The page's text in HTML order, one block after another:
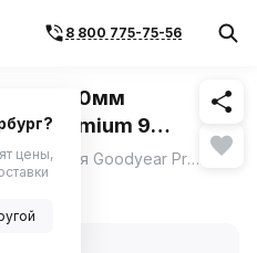
8 800 775-75-56Похожие
550мм
Premium 9
Бескаркасная щетка стеклоочистителя Goodyear Premium с уникальной системой креплений Clip Adapters с симметричным аэродинамическим спойлером обеспечивает плотное прилегание лезвия к стеклу и качественную очистку в том числе высокой скорости. ещё
цены,